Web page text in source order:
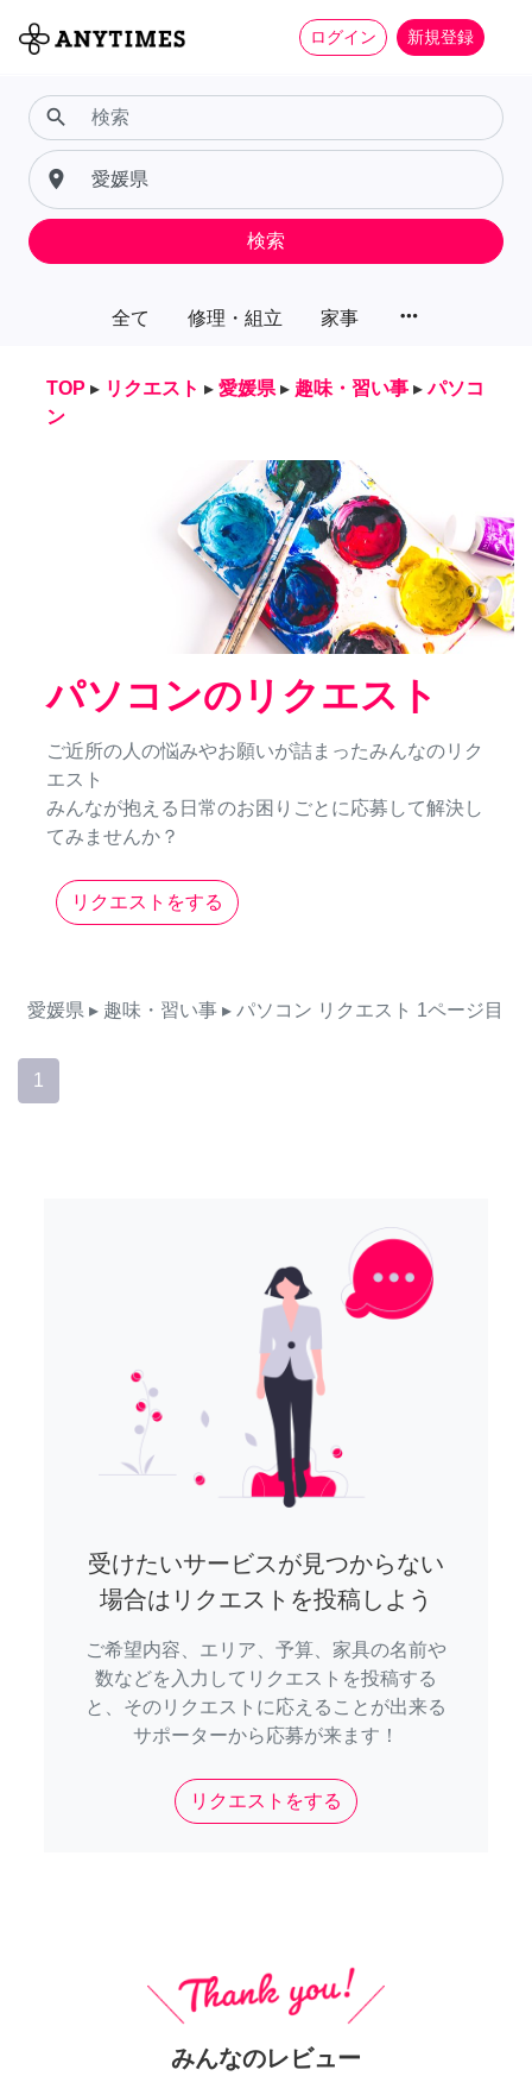
ログイン 新規登録
全て 修理・組立 家事 more_horiz
search
place
検索
TOP ▸ リクエスト ▸ 愛媛県 ▸ 趣味・習い事 ▸ パソコ
ン
パソコンのリクエスト
ご近所の人の悩みやお願いが詰まったみんなのリク
エスト
みんなが抱える日常のお困りごとに応募して解決し
てみませんか？
リクエストをする
愛媛県 ▸ 趣味・習い事 ▸ パソコン リクエスト 1ページ目
1
受けたいサービスが見つからない
場合はリクエストを投稿しよう
ご希望内容、エリア、予算、家具の名前や
数などを入力してリクエストを投稿する
と、そのリクエストに応えることが出来る
サポーターから応募が来ます！
リクエストをする
みんなのレビュー